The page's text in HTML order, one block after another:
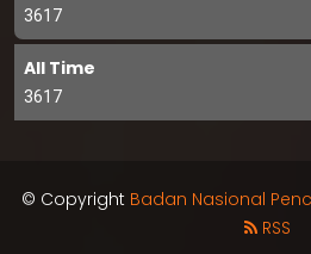
3617
All Time
3617
© Copyright Badan Nasional
RSS